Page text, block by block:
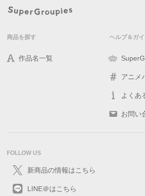
商品を探す
作品名一覧
ヘルプ＆ガ
アニメ
よくあ
お問い
FOLLOW US
新商品の情報はこちら
LINE＠はこちら